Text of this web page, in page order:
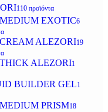
110 προϊόντα
EXOTIC6
ALEZORI19
ALEZORI1
BUILDER GEL1
PRISM18